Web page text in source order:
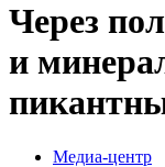
Через
и
Медиа-центр